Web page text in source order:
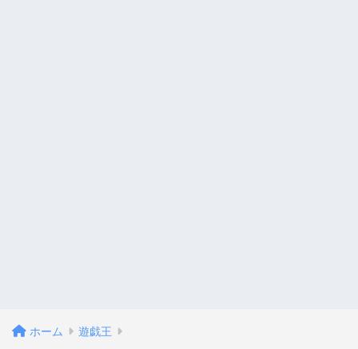
ホーム 遊戯王